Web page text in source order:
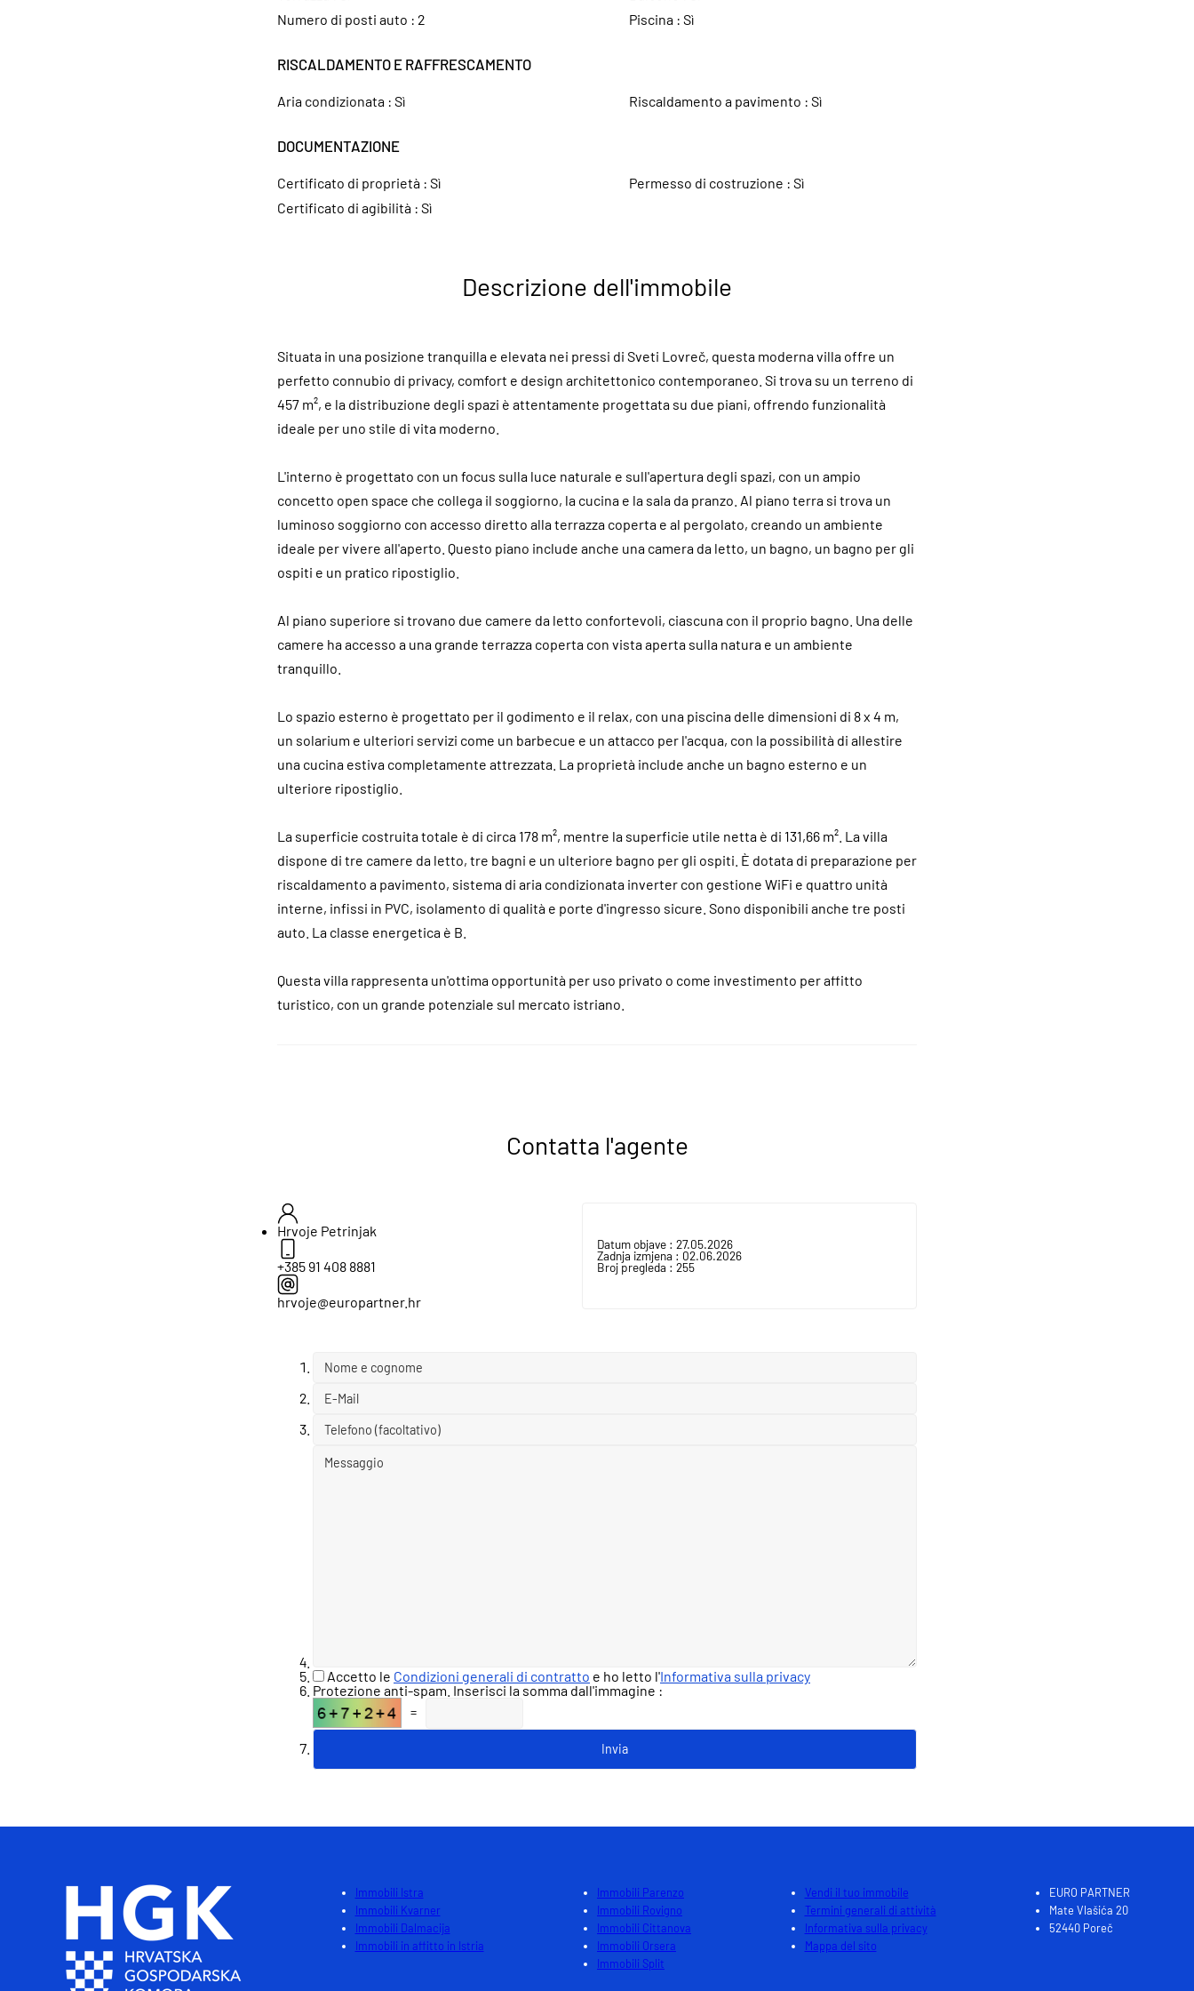
Numero di posti auto : 2 Piscina : Sì
RISCALDAMENTO E RAFFRESCAMENTO
Aria condizionata : Sì Riscaldamento a pavimento : Sì
DOCUMENTAZIONE
Certificato di proprietà : Sì Permesso di costruzione : Sì
Certificato di agibilità : Sì
Descrizione dell'immobile
Situata in una posizione tranquilla e elevata nei pressi di Sveti Lovreč, questa moderna villa offre un
perfetto connubio di privacy, comfort e design architettonico contemporaneo. Si trova su un terreno di
457 m², e la distribuzione degli spazi è attentamente progettata su due piani, offrendo funzionalità
ideale per uno stile di vita moderno.
L'interno è progettato con un focus sulla luce naturale e sull'apertura degli spazi, con un ampio
concetto open space che collega il soggiorno, la cucina e la sala da pranzo. Al piano terra si trova un
luminoso soggiorno con accesso diretto alla terrazza coperta e al pergolato, creando un ambiente
ideale per vivere all'aperto. Questo piano include anche una camera da letto, un bagno, un bagno per gli
ospiti e un pratico ripostiglio.
Al piano superiore si trovano due camere da letto confortevoli, ciascuna con il proprio bagno. Una delle
camere ha accesso a una grande terrazza coperta con vista aperta sulla natura e un ambiente
tranquillo.
Lo spazio esterno è progettato per il godimento e il relax, con una piscina delle dimensioni di 8 x 4 m,
un solarium e ulteriori servizi come un barbecue e un attacco per l'acqua, con la possibilità di allestire
una cucina estiva completamente attrezzata. La proprietà include anche un bagno esterno e un
ulteriore ripostiglio.
La superficie costruita totale è di circa 178 m², mentre la superficie utile netta è di 131,66 m². La villa
dispone di tre camere da letto, tre bagni e un ulteriore bagno per gli ospiti. È dotata di preparazione per
riscaldamento a pavimento, sistema di aria condizionata inverter con gestione WiFi e quattro unità
interne, infissi in PVC, isolamento di qualità e porte d'ingresso sicure. Sono disponibili anche tre posti
auto. La classe energetica è B.
Questa villa rappresenta un'ottima opportunità per uso privato o come investimento per affitto
turistico, con un grande potenziale sul mercato istriano.
Contatta l'agente
Hrvoje Petrinjak
+385 91 408 8881
hrvoje@europartner.hr
Datum objave : 27.05.2026
Zadnja izmjena : 02.06.2026
Broj pregleda : 255
Accetto le Condizioni generali di contratto e ho letto l'Informativa sulla privacy
Protezione anti-spam. Inserisci la somma dall'immagine :
=
Immobili Istra
Immobili Kvarner
Immobili Dalmacija
Immobili in affitto in Istria
Immobili Parenzo
Immobili Rovigno
Immobili Cittanova
Immobili Orsera
Immobili Split
Vendi il tuo immobile
Termini generali di attività
Informativa sulla privacy
Mappa del sito
EURO PARTNER
Mate Vlašića 20
52440 Poreč